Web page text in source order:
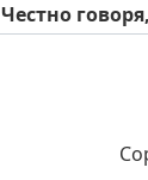
Честно